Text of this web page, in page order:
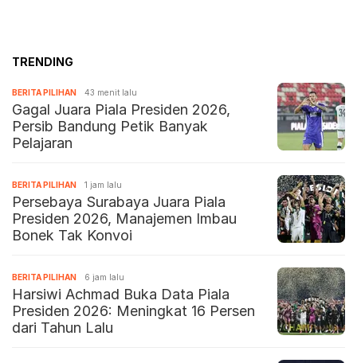
TRENDING
BERITA PILIHAN 43 menit lalu
Gagal Juara Piala Presiden 2026,
Persib Bandung Petik Banyak
Pelajaran
BERITA PILIHAN 1 jam lalu
Persebaya Surabaya Juara Piala
Presiden 2026, Manajemen Imbau
Bonek Tak Konvoi
BERITA PILIHAN 6 jam lalu
Harsiwi Achmad Buka Data Piala
Presiden 2026: Meningkat 16 Persen
dari Tahun Lalu